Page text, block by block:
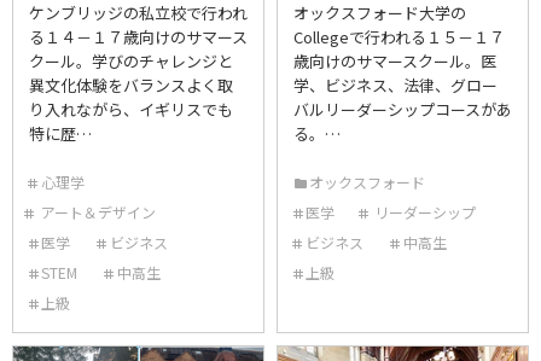
ケンブリッジの私立校で行われ
る１４－１７歳向けのサマース
クール。学びのチャレンジと
異文化体験をバランスよく取
り入れながら、イギリスでも
特に歴…
心理学
アート＆デザイン
医学
ビジネス
STEM
中高生
上級
オックスフォード大学の
Collegeで行われる１５－１７
歳向けのサマースクール。医
学、ビジネス、法律、グロー
バルリーダーシップコースがあ
る。…
オックスフォード
医学
リーダーシップ
ビジネス
中高生
上級